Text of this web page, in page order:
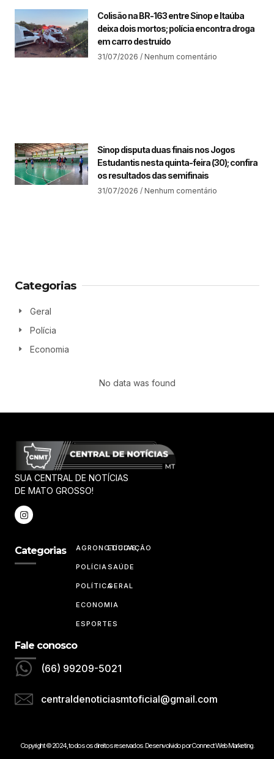
Colisão na BR-163 entre Sinop e Itaúba
deixa dois mortos; polícia encontra droga
em carro destruído
31/07/2026 Nenhum comentário
Sinop disputa duas finais nos Jogos
Estudantis nesta quinta-feira (30); confira
os resultados das semifinais
31/07/2026 Nenhum comentário
Categorias
Geral
Polícia
Economia
No data was found
SUA CENTRAL DE NOTÍCIAS
DE MATO GROSSO!
Categorias AGRONOTÍCIAS
POLÍCIA
POLÍTICA
ECONOMIA
ESPORTES
EDUCAÇÃO
SAÚDE
GERAL
Fale conosco
(66) 99209-5021
centraldenoticiasmtoficial@gmail.com
Copyright © 2024, todos os direitos reservados. Desenvolvido por Connect Web Marketing.